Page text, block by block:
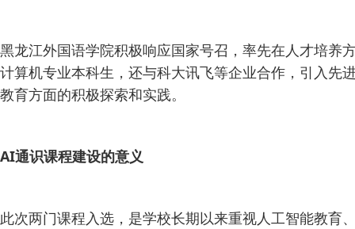
黑龙江外国语学院积极响应国家号召，率先在人才培养
计算机专业本科生，还与科大讯飞等企业合作，引入先
教育方面的积极探索和实践。
AI通识课程建设的意义
此次两门课程入选，是学校长期以来重视人工智能教育